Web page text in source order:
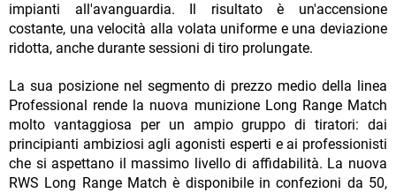
impianti all'avanguardia. Il risultato è un'accensione
costante, una velocità alla volata uniforme e una deviazione
ridotta, anche durante sessioni di tiro prolungate.
La sua posizione nel segmento di prezzo medio della linea
Professional rende la nuova munizione Long Range Match
molto vantaggiosa per un ampio gruppo di tiratori: dai
principianti ambiziosi agli agonisti esperti e ai professionisti
che si aspettano il massimo livello di affidabilità. La nuova
RWS Long Range Match è disponibile in confezioni da 50,